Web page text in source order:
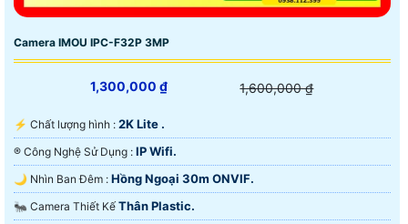
Camera IMOU IPC-F32P 3MP
1,300,000 ₫ 1,600,000 ₫
️⚡ Chất lượng hình : 2K Lite .
®️ Công Nghệ Sử Dụng : IP Wifi.
🌙 Nhìn Ban Đêm : Hồng Ngoại 30m ONVIF.
🐜 Camera Thiết Kế Thân Plastic.